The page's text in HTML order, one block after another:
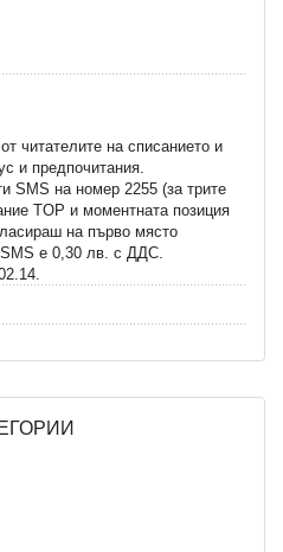
читателите на списанието и
и предпочитания.
SMS на номер 2255 (за трите
TOP и моментната позиция
на първо място
e 0,30 лв. с ДДС.